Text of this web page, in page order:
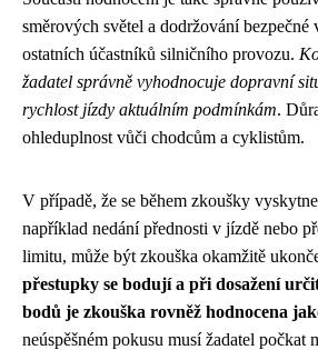
směrových světel a dodržování bezpečné
ostatních účastníků silničního provozu.
žadatel správně vyhodnocuje dopravní
rychlost jízdy aktuálním podmínkám.
ohleduplnost vůči chodcům a cyklistům.
V případě, že se během zkoušky
například nedání přednosti v jízdě nebo
limitu, může být zkouška okamžitě
přestupky se bodují a při dosažení
bodů je zkouška rovněž hodnocena
neúspěšném pokusu musí žadatel počkat